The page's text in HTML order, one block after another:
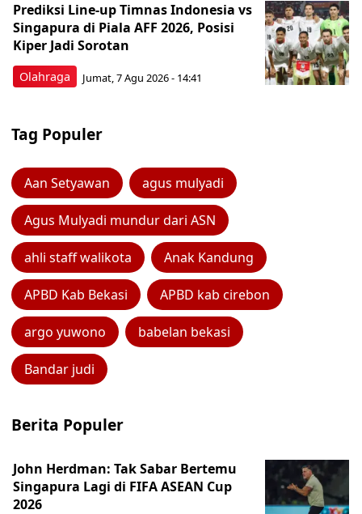
Olahraga
Prediksi Line-up Timnas Indonesia vs
Singapura di Piala AFF 2026, Posisi
Kiper Jadi Sorotan
Jumat, 7 Agu 2026 - 14:41
Tag Populer
Aan Setyawan agus mulyadi
Agus Mulyadi mundur dari ASN
ahli staff walikota Anak Kandung
APBD Kab Bekasi APBD kab cirebon
argo yuwono babelan bekasi
Bandar judi
Berita Populer
John Herdman: Tak Sabar Bertemu
Singapura Lagi di FIFA ASEAN Cup
2026